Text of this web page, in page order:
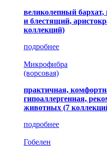
великолепный
и блестящий,
коллекций)
подробнее
Микрофибра
(ворсовая)
практичная,
гипоаллергенная,
животных (7
подробнее
Гобелен